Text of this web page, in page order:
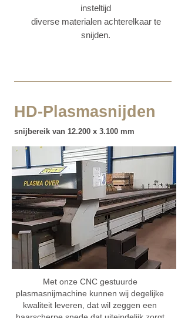
insteltijd
diverse materialen achterelkaar te
snijden.
HD-Plasmasnijden
snijbereik van 12.200 x 3.100 mm
Met onze CNC gestuurde
plasmasnijmachine kunnen wij degelijke
kwaliteit leveren, dat wil zeggen een